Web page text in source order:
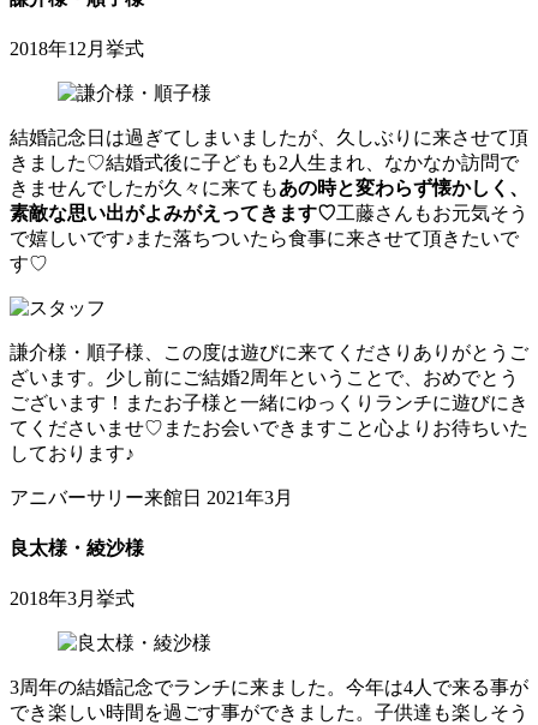
2018年12月挙式
結婚記念日は過ぎてしまいましたが、久しぶりに来させて頂
きました♡結婚式後に子どもも2人生まれ、なかなか訪問で
きませんでしたが久々に来てもあの時と変わらず懐かしく、
素敵な思い出がよみがえってきます♡工藤さんもお元気そう
で嬉しいです♪また落ちついたら食事に来させて頂きたいで
す♡
謙介様・順子様、この度は遊びに来てくださりありがとうご
ざいます。少し前にご結婚2周年ということで、おめでとう
ございます！またお子様と一緒にゆっくりランチに遊びにき
てくださいませ♡またお会いできますこと心よりお待ちいた
しております♪
アニバーサリー来館日 2021年3月
良太様・綾沙様
2018年3月挙式
3周年の結婚記念でランチに来ました。今年は4人で来る事が
でき楽しい時間を過ごす事ができました。子供達も楽しそう